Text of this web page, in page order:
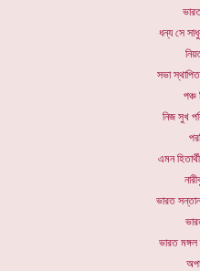
ধন্য সে
সভা
পঞ্চ
নিজ সুখ
এমন
ভারত
ভারত